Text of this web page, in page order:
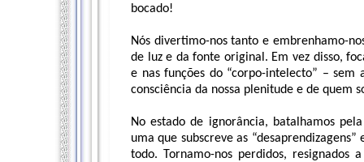
bocado!
Nós divertimo-nos tanto e embrenhamo-
de luz e da fonte original. Em vez disso,
e nas funções do “corpo-intelecto” –
consciência da nossa plenitude e de quem
No estado de ignorância, batalhamos
uma que subscreve as
todo. Tornamo-nos perdidos,